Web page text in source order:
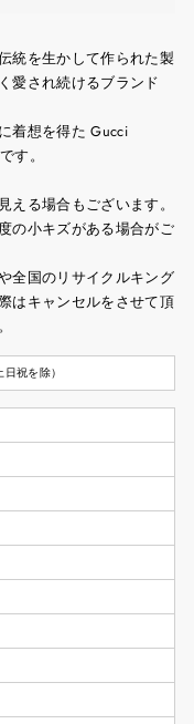
統を生かして作られた製
愛され続けるブランド
着想を得た Gucci
す。
る場合もございます。
の小キズがある場合がご
全国のリサイクルキング
はキャンセルをさせて頂
祝を除）